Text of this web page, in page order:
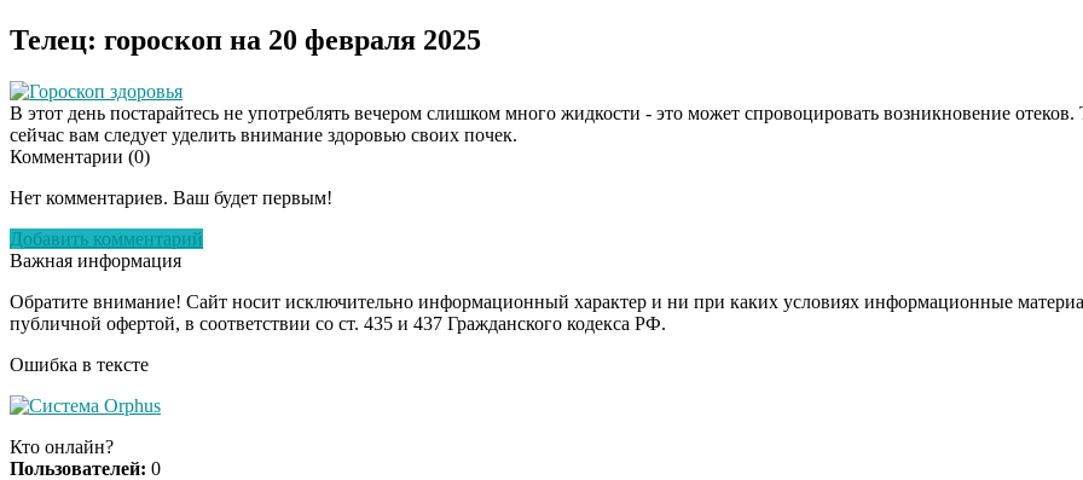
Телец: гороскоп на 20 февраля 2025
Гороскоп здоровья
В этот день постарайтесь не употреблять вечером слишком много жидкости - это может спровоцировать возникновение отеков.
сейчас вам следует уделить внимание здоровью своих почек.
Комментарии (0)
Нет комментариев. Ваш будет первым!
Добавить комментарий
Важная информация
Обратите внимание! Сайт носит исключительно информационный характер и ни при каких условиях информационные
публичной офертой, в соответствии со ст. 435 и 437 Гражданского кодекса РФ.
Ошибка в тексте
Кто онлайн?
Пользователей: 0